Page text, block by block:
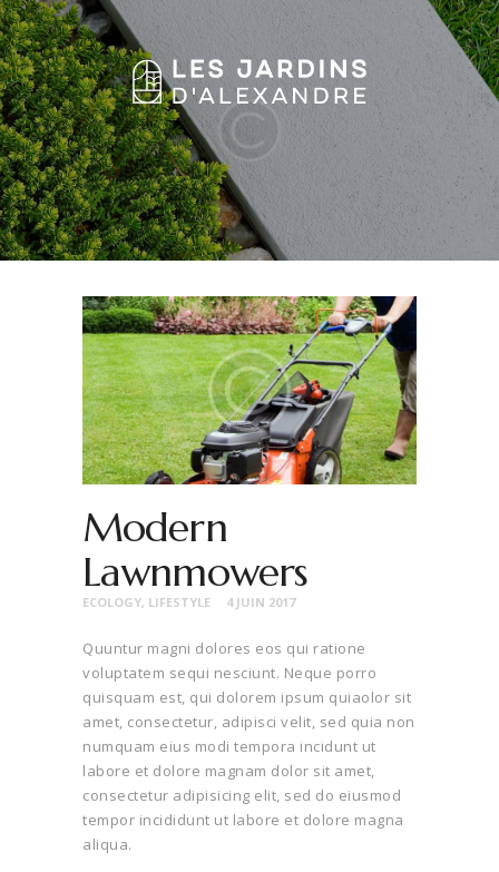
HOME
FEATURES
ABOUT US
SERVICES
BLOG
CONTACTS
Modern
Lawnmowers
ECOLOGY, LIFESTYLE 4 JUIN 2017
Quuntur magni dolores eos qui ratione
voluptatem sequi nesciunt. Neque porro
quisquam est, qui dolorem ipsum quiaolor sit
amet, consectetur, adipisci velit, sed quia non
numquam eius modi tempora incidunt ut
labore et dolore magnam dolor sit amet,
consectetur adipisicing elit, sed do eiusmod
tempor incididunt ut labore et dolore magna
aliqua.